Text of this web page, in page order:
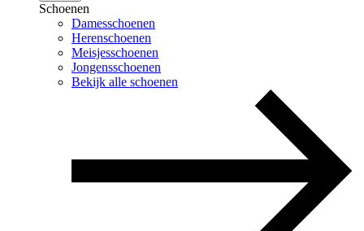
Schoenen
Damesschoenen
Herenschoenen
Meisjesschoenen
Jongensschoenen
Bekijk alle schoenen